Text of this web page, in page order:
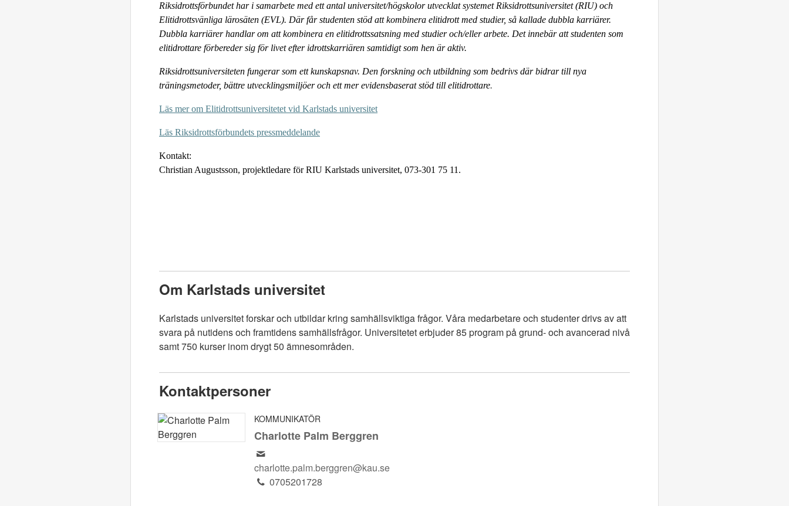
Riksidrottsförbundet har i samarbete med ett antal universitet/högskolor utvecklat systemet Riksidrottsuniversitet (RIU) och
Elitidrottsvänliga lärosäten (EVL). Där får studenten stöd att kombinera elitidrott med studier, så kallade dubbla karriärer.
Dubbla karriärer handlar om att kombinera en elitidrottssatsning med studier och/eller arbete. Det innebär att studenten som
elitidrottare förbereder sig för livet efter idrottskarriären samtidigt som hen är aktiv.
Riksidrottsuniversiteten fungerar som ett kunskapsnav. Den forskning och utbildning som bedrivs där bidrar till nya
träningsmetoder, bättre utvecklingsmiljöer och ett mer evidensbaserat stöd till elitidrottare.
Läs mer om Elitidrottsuniversitetet vid Karlstads universitet
Läs Riksidrottsförbundets pressmeddelande
Kontakt:
Christian Augustsson, projektledare för RIU Karlstads universitet, 073-301 75 11.
Om Karlstads universitet
Karlstads universitet forskar och utbildar kring samhällsviktiga frågor. Våra medarbetare och studenter drivs av att
svara på nutidens och framtidens samhällsfrågor. Universitetet erbjuder 85 program på grund- och avancerad nivå
samt 750 kurser inom drygt 50 ämnesområden.
Kontaktpersoner
KOMMUNIKATÖR
Charlotte Palm Berggren
charlotte.palm.berggren@kau.se
0705201728